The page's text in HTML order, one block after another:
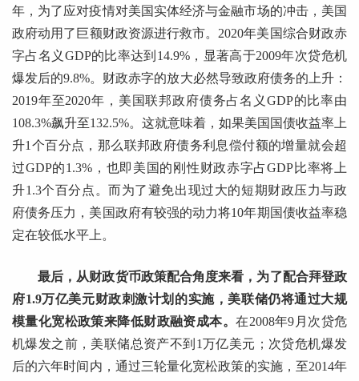
年，为了应对疫情对美国实体经济与金融市场的冲击，美国
政府动用了巨额财政资源进行救市。2020年美国综合财政赤
字占名义GDP的比率达到14.9%，显著高于2009年次贷危机
爆发后的9.8%。财政赤字的放大必然导致政府债务的上升：
2019年至2020年，美国联邦政府债务占名义GDP的比率由
108.3%飙升至132.5%。这就意味着，如果美国国债收益率上
升1个百分点，那么联邦政府债务利息偿付额的增量就会超
过GDP的1.3%，也即美国的刚性财政赤字占GDP比率将上
升1.3个百分点。而为了避免出现过大的短期财政压力与政
府债务压力，美国政府有较强的动力将10年期国债收益率稳
定在较低水平上。
最后，从财政货币政策配合角度来看，为了配合拜登政
府1.9万亿美元财政刺激计划的实施，美联储仍将通过大规
模量化宽松政策来降低财政融资成本。在2008年9月次贷危
机爆发之前，美联储总资产不到1万亿美元；次贷危机爆发
后的六年时间内，通过三轮量化宽松政策的实施，至2014年